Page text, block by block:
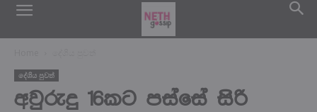
දේශිය පුවත්
අවුරුදු 16කට පස්සේ සිරි